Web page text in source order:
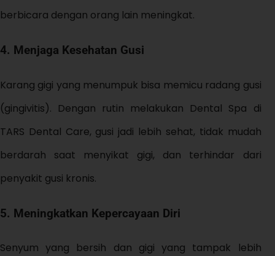
berbicara dengan orang lain meningkat.
4. Menjaga Kesehatan Gusi
Karang gigi yang menumpuk bisa memicu radang gusi
(gingivitis). Dengan rutin melakukan Dental Spa di
TARS Dental Care, gusi jadi lebih sehat, tidak mudah
berdarah saat menyikat gigi, dan terhindar dari
penyakit gusi kronis.
5. Meningkatkan Kepercayaan Diri
Senyum yang bersih dan gigi yang tampak lebih